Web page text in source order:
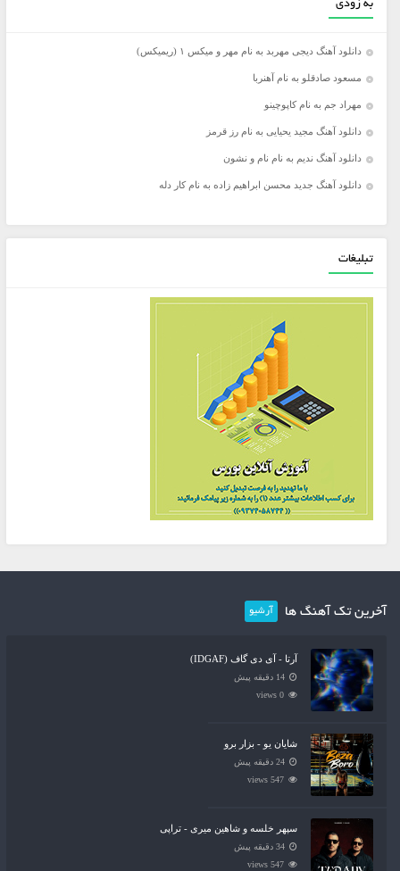
به زودی
دانلود آهنگ دیجی مهربد به نام مهر و میکس ۱ (ریمیکس)
مسعود صادقلو به نام آهنربا
مهراد جم به نام کاپوچینو
دانلود آهنگ مجید یحیایی به نام رز قرمز
دانلود آهنگ ندیم به نام نام و نشون
دانلود آهنگ جدید محسن ابراهیم زاده به نام کار دله
تبلیغات
آخرین تک آهنگ ها آرشیو
آرتا - آی دی گاف (IDGAF)
14 دقیقه پیش
0 views
شایان یو - بزار برو
24 دقیقه پیش
547 views
سپهر خلسه و شاهین میری - تراپی
34 دقیقه پیش
547 views